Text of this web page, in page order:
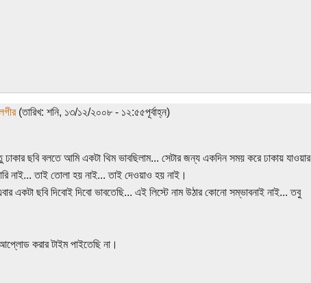
(তারিখ: শনি, ১৩/১২/২০০৮ - ১২:৫৫পূর্বাহ্ন)
ছবি বলতে আমি একটা থিম ভাবছিলাম... সেটার জন্য একদিন সময় করে ঢাকায় যাওয়ার
নাই... তাই তোলা হয় নাই... তাই দেওয়াও হয় নাই।
একটা ছবি দিবোই দিবো ভাবতেছি... এই লিস্টে নাম উঠার কোনো সম্ভাবনাই নাই... তবু
করার টাইম পাইতেছি না।